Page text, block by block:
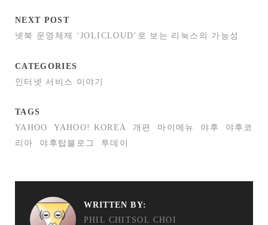
NEXT POST
넷북 운영체제 ‘JOLICLOUD’로 보는 리눅스의 가능성
CATEGORIES
인터넷 서비스 이야기
TAGS
YAHOO
YAHOO! KOREA 개편 마이메뉴 야후
야후코
리아
야후탑블로그 투데이
WRITTEN BY:
PHIL CHITSOL CHOI